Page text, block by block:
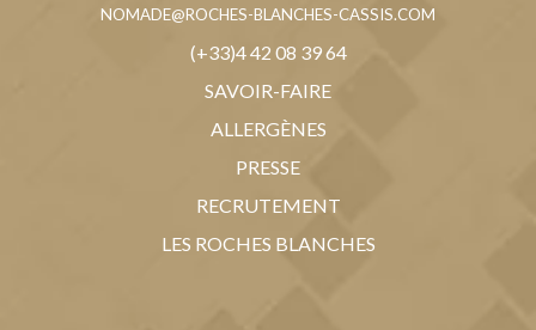
NOMADE@ROCHES-BLANCHES-CASSIS.COM
(+33)4 42 08 39 64
SAVOIR-FAIRE
ALLERGÈNES
PRESSE
RECRUTEMENT
LES ROCHES BLANCHES